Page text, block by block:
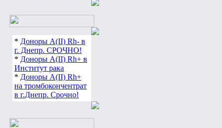
* Доноры А(ІІ) Rh- в
г. Днепр. СРОЧНО!
* Доноры А(ІІ) Rh+ в
Институт рака
* Доноры А(ІІ) Rh+
на тромбокончентрат
в г.Днепр. Срочно!